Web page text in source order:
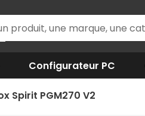
Configurateur PC
Spirit PGM270 V2